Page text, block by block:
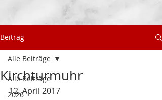
Beitrag
Alle Beiträge
2026
Alle Beiträge
Kirchturmuhr
12. April 2017